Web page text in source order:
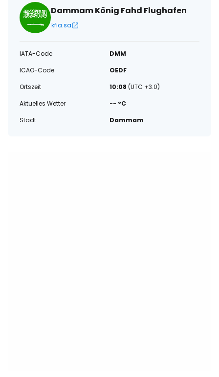
Dammam König Fahd Flughafen
kfia.sa
IATA-Code
DMM
ICAO-Code
OEDF
Ortszeit
10:08 (UTC +3.0)
Aktuelles Wetter
-- °C
Stadt
Dammam